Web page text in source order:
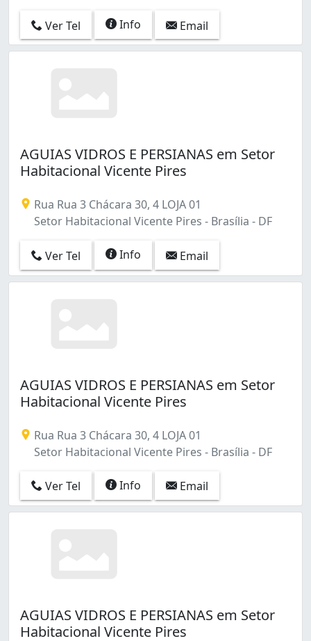
Ver Tel Info Email
AGUIAS VIDROS E PERSIANAS em Setor
Habitacional Vicente Pires
Rua Rua 3 Chácara 30, 4 LOJA 01
Setor Habitacional Vicente Pires - Brasília - DF
Ver Tel Info Email
AGUIAS VIDROS E PERSIANAS em Setor
Habitacional Vicente Pires
Rua Rua 3 Chácara 30, 4 LOJA 01
Setor Habitacional Vicente Pires - Brasília - DF
Ver Tel Info Email
AGUIAS VIDROS E PERSIANAS em Setor
Habitacional Vicente Pires